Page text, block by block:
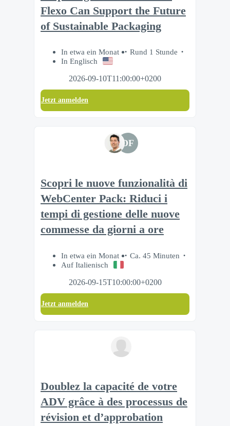
Flexo Can Support the Future
of Sustainable Packaging
In etwa ein Monat
Rund 1 Stunde
In Englisch
2026-09-10T11:00:00+0200
Jetzt anmelden
DF
Scopri le nuove funzionalità di
WebCenter Pack: Riduci i
tempi di gestione delle nuove
commesse da giorni a ore
In etwa ein Monat
Ca. 45 Minuten
Auf Italienisch
2026-09-15T10:00:00+0200
Jetzt anmelden
Doublez la capacité de votre
ADV grâce à des processus de
révision et d’approbation